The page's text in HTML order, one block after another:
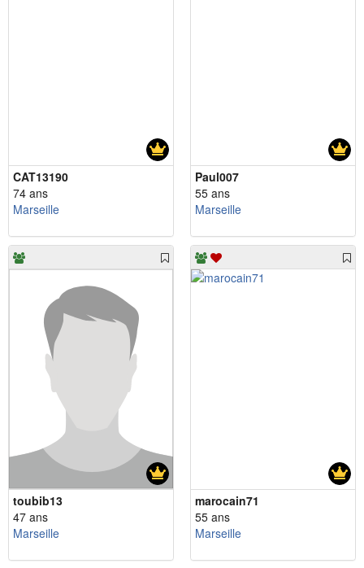
CAT13190
74 ans
Marseille
Paul007
55 ans
Marseille
toubib13
47 ans
Marseille
marocain71
55 ans
Marseille